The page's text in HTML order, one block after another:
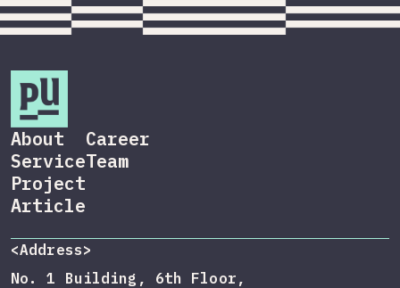
About
Service
Project
Article
Career
Team
<Address>
No. 1 Building, 6th Floor,